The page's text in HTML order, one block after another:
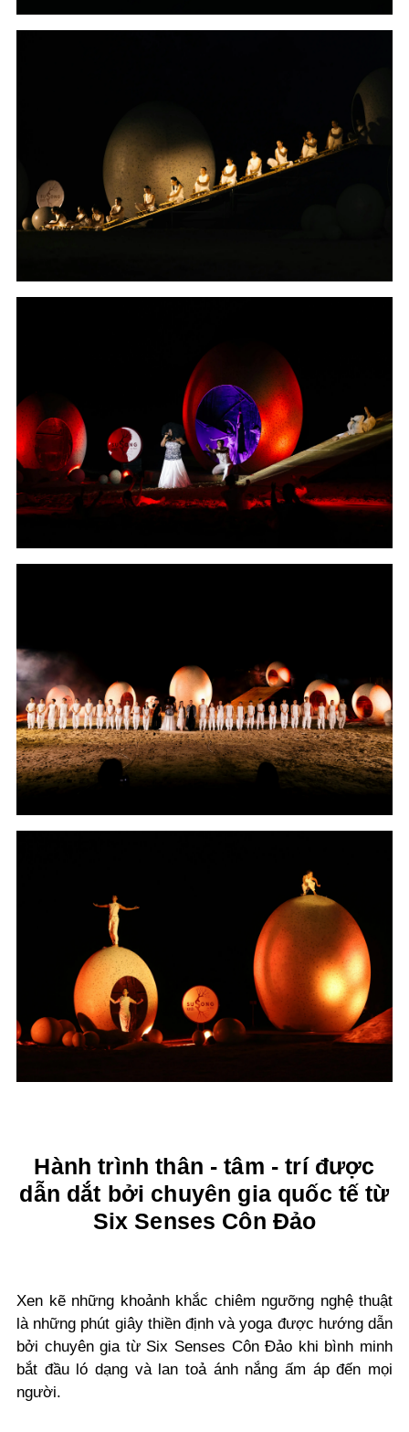
Hành trình thân - tâm - trí được
dẫn dắt bởi chuyên gia quốc tế từ
Six Senses Côn Đảo
Xen kẽ những khoảnh khắc chiêm ngưỡng nghệ thuật
là những phút giây thiền định và yoga được hướng dẫn
bởi chuyên gia từ Six Senses Côn Đảo khi bình minh
bắt đầu ló dạng và lan toả ánh nắng ấm áp đến mọi
người.